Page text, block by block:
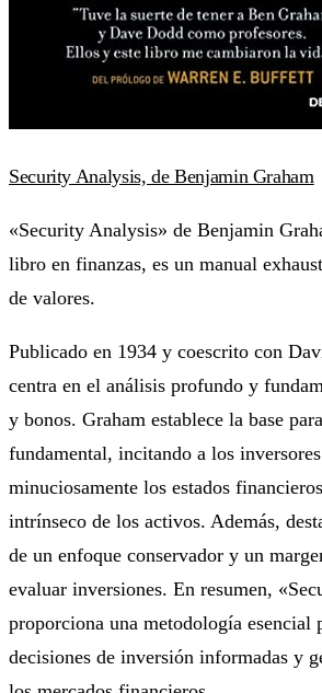
Security Analysis, de Benjamin Graham
«Security Analysis» de Benjamin
libro en finanzas, es un manual
de valores.
Publicado en 1934 y coescrito con
centra en el análisis profundo y
y bonos. Graham establece la base
fundamental, incitando a los
minuciosamente los estados
intrínseco de los activos. Además,
de un enfoque conservador y un
evaluar inversiones. En resumen,
proporciona una metodología esencial
decisiones de inversión informadas y